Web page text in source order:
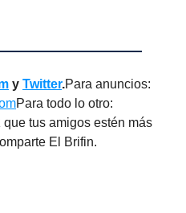
y Twitter.Para anuncios:
Para todo lo otro:
que tus amigos estén más
El Brifin.